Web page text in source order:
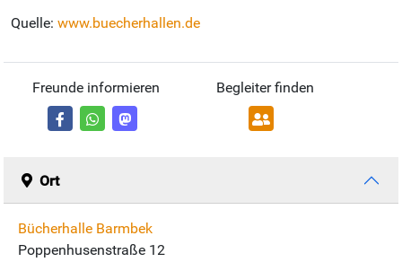
Quelle: www.buecherhallen.de
Freunde informieren Begleiter finden
Ort
Bücherhalle Barmbek
Poppenhusenstraße 12